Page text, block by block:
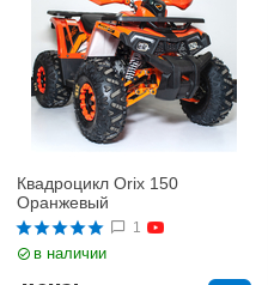
Квадроцикл Orix 150
Оранжевый
1
в наличии